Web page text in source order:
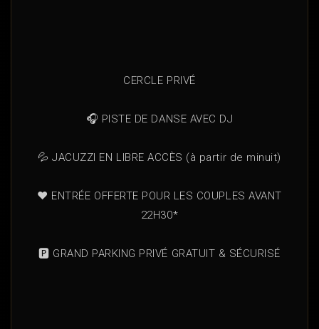
CERCLE PRIVÉ
🎧 PISTE DE DANSE AVEC DJ
💦 JACUZZI EN LIBRE ACCÈS (à partir de minuit)
❤️ ENTRÉE OFFERTE POUR LES COUPLES AVANT
22H30*
🅿️ GRAND PARKING PRIVÉ GRATUIT & SÉCURISÉ